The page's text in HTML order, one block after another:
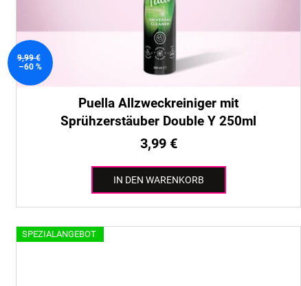
n
g
r
o
d
u
9,99 €
–60 %
Puella Allzweckreiniger mit
Sprühzerstäuber Double Y 250ml
3,99 €
IN DEN WARENKORB
SPEZIALANGEBOT